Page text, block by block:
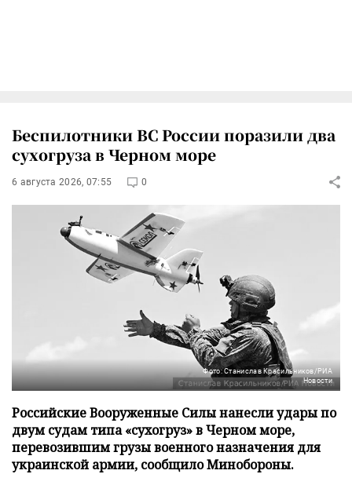
Беспилотники ВС России поразили два
сухогруза в Черном море
6 августа 2026, 07:55 0
Фото: Станислав Красильников/РИА
Новости
Российские Вооруженные Силы нанесли удары по
двум судам типа «сухогруз» в Черном море,
перевозившим грузы военного назначения для
украинской армии, сообщило Минобороны.